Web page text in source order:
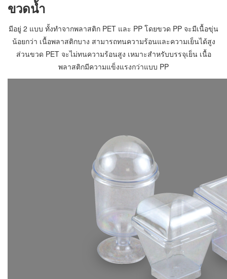
ขวดน้ำ
มีอยู่ 2 แบบ ทั้งทำจากพลาสติก PET และ PP โดยขวด PP จะมีเนื้อขุ่น
น้อยกว่า เนื้อพลาสติกบาง สามารถทนความร้อนและความเย็นได้สูง
ส่วนขวด PET จะไม่ทนความร้อนสูง เหมาะสำหรับบรรจุเย็น เนื้อ
พลาสติกมีความแข็งแรงกว่าแบบ PP